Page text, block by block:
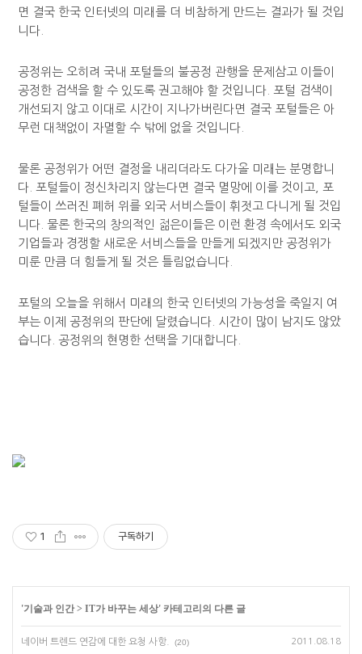
면 결국 한국 인터넷의 미래를 더 비참하게 만드는 결과가 될 것입
니다.
공정위는 오히려 국내 포털들의 불공정 관행을 문제삼고 이들이
공정한 검색을 할 수 있도록 권고해야 할 것입니다. 포털 검색이
개선되지 않고 이대로 시간이 지나가버린다면 결국 포털들은 아
무런 대책없이 자멸할 수 밖에 없을 것입니다.
물론 공정위가 어떤 결정을 내리더라도 다가올 미래는 분명합니
다. 포털들이 정신차리지 않는다면 결국 멸망에 이를 것이고, 포
털들이 쓰러진 폐허 위를 외국 서비스들이 휘젓고 다니게 될 것입
니다. 물론 한국의 창의적인 젊은이들은 이런 환경 속에서도 외국
기업들과 경쟁할 새로운 서비스들을 만들게 되겠지만 공정위가
미룬 만큼 더 힘들게 될 것은 틀림없습니다.
포털의 오늘을 위해서 미래의 한국 인터넷의 가능성을 죽일지 여
부는 이제 공정위의 판단에 달렸습니다. 시간이 많이 남지도 않았
습니다. 공정위의 현명한 선택을 기대합니다.
1 구독하기
'기술과 인간 > IT가 바꾸는 세상' 카테고리의 다른 글
네이버 트렌드 연감에 대한 요청 사항. (20) 2011.08.18